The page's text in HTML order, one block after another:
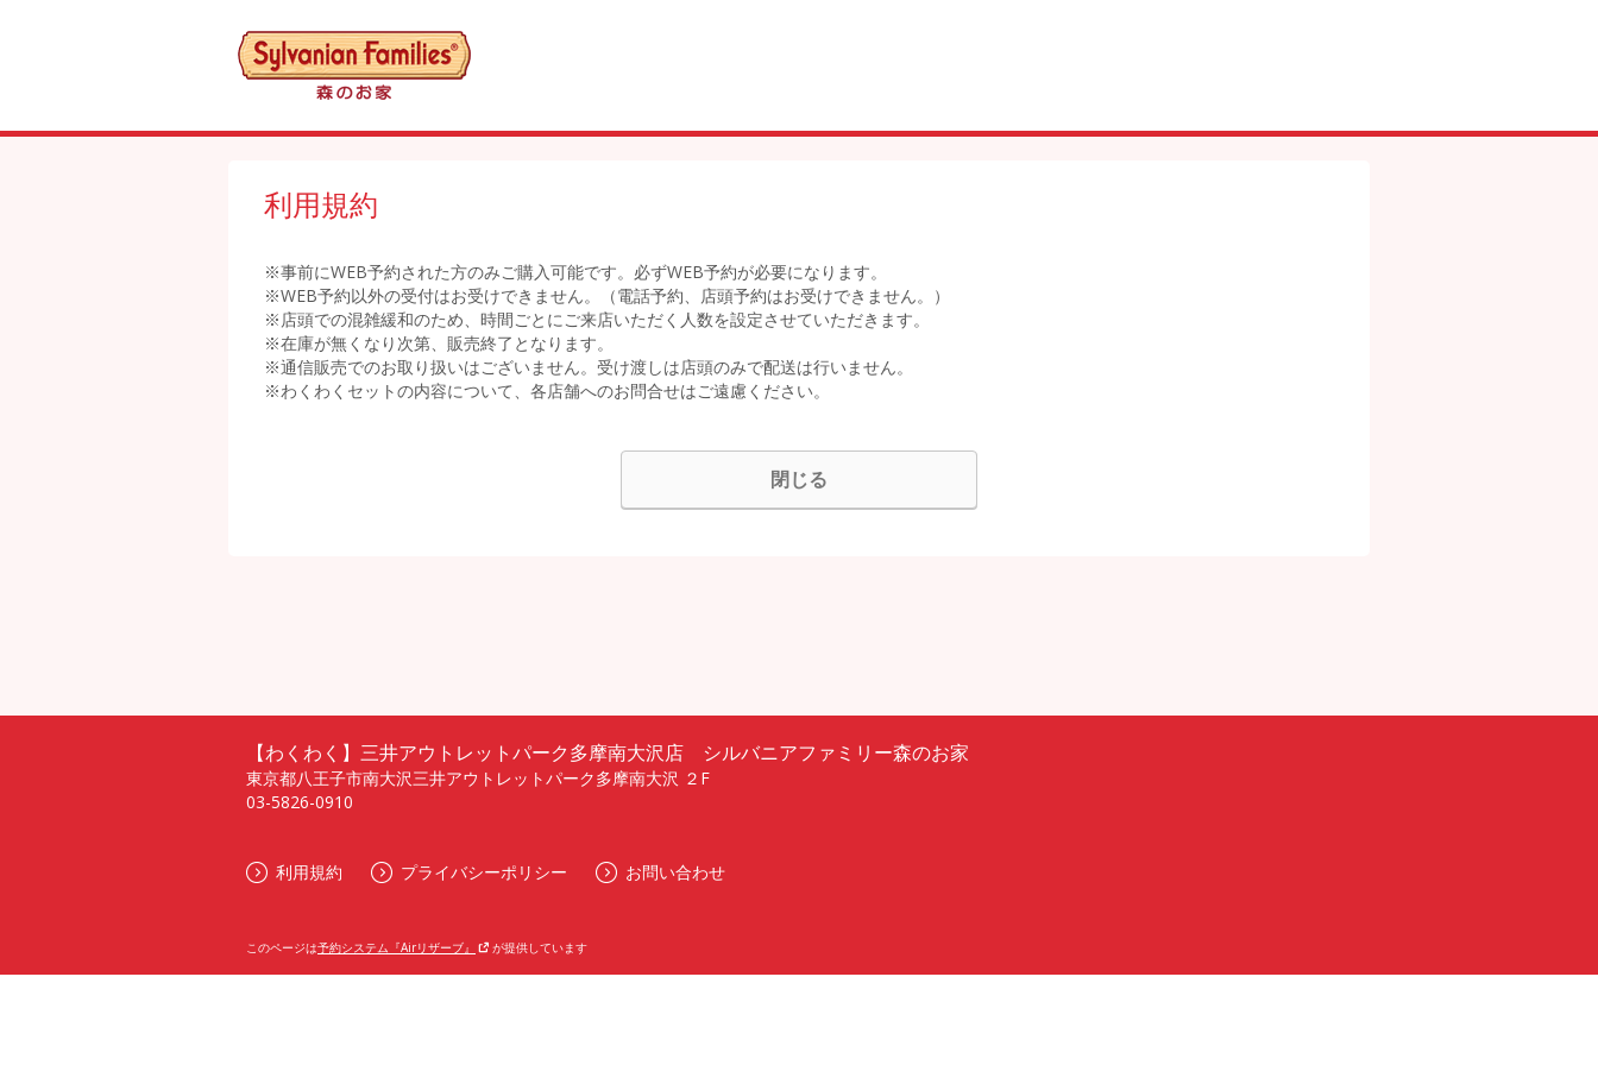
利用規約
※事前にWEB予約された方のみご購入可能です。必ずWEB予約が必要になります。
※WEB予約以外の受付はお受けできません。（電話予約、店頭予約はお受けできません。）
※店頭での混雑緩和のため、時間ごとにご来店いただく人数を設定させていただきます。
※在庫が無くなり次第、販売終了となります。
※通信販売でのお取り扱いはございません。受け渡しは店頭のみで配送は行いません。
※わくわくセットの内容について、各店舗へのお問合せはご遠慮ください。
閉じる
【わくわく】三井アウトレットパーク多摩南大沢店 シルバニアファミリー森のお家
東京都八王子市南大沢三井アウトレットパーク多摩南大沢 ２F
03-5826-0910
利用規約 プライバシーポリシー お問い合わせ
このページは予約システム『Airリザーブ』 が提供しています